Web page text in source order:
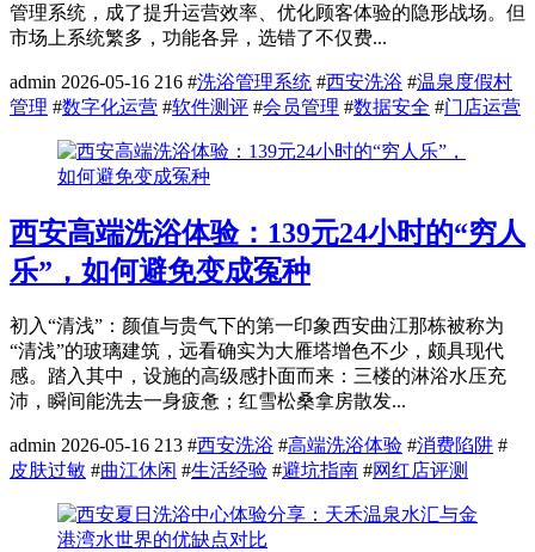
管理系统，成了提升运营效率、优化顾客体验的隐形战场。但
市场上系统繁多，功能各异，选错了不仅费...
admin 2026-05-16 216 #洗浴管理系统 #西安洗浴 #温泉度假村
管理 #数字化运营 #软件测评 #会员管理 #数据安全 #门店运营
西安高端洗浴体验：139元24小时的“穷人
乐”，如何避免变成冤种
初入“清浅”：颜值与贵气下的第一印象西安曲江那栋被称为
“清浅”的玻璃建筑，远看确实为大雁塔增色不少，颇具现代
感。踏入其中，设施的高级感扑面而来：三楼的淋浴水压充
沛，瞬间能洗去一身疲惫；红雪松桑拿房散发...
admin 2026-05-16 213 #西安洗浴 #高端洗浴体验 #消费陷阱 #
皮肤过敏 #曲江休闲 #生活经验 #避坑指南 #网红店评测